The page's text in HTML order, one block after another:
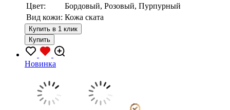
Цвет:
Бордовый, Розовый, Пурпурный
Вид кожи: Кожа ската
Купить в 1 клик
Купить
Новинка